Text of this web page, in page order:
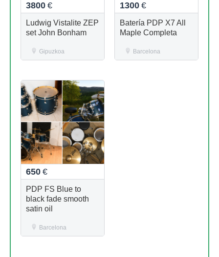
3800 €
Ludwig Vistalite ZEP
set John Bonham
Gipuzkoa
1300 €
Batería PDP X7 All
Maple Completa
Barcelona
650 €
PDP FS Blue to
black fade smooth
satin oil
Barcelona